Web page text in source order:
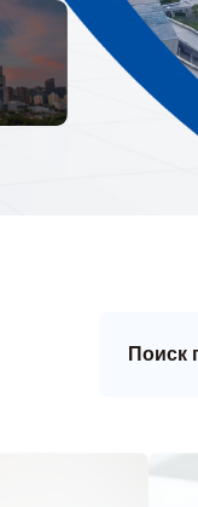
Поиск